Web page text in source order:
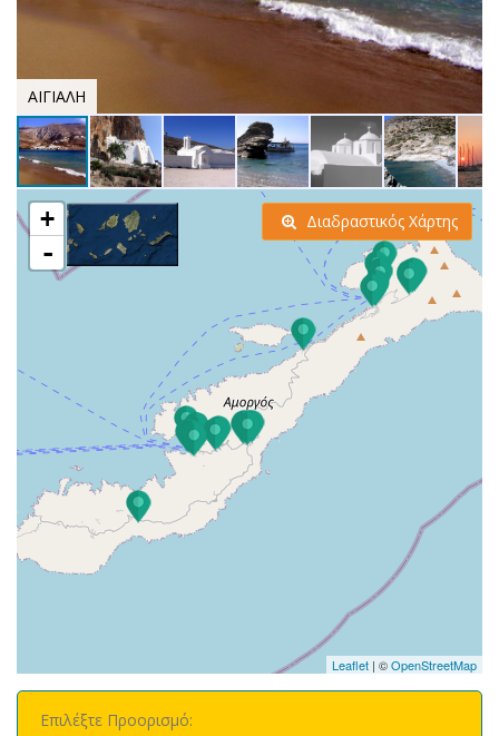
ΑΙΓΙΑΛΗ
+
-
Leaflet | ©OpenStreetMap
Διαδραστικός Χάρτης
Επιλέξτε Προορισμό: